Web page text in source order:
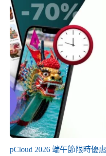
pCloud 2026 端午節限時優